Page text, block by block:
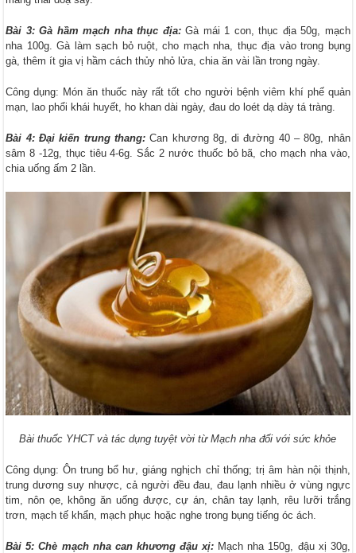
Bài 3: Gà hầm mạch nha thục địa:Gà mái 1 con, thục địa 50g, mạch
nha 100g. Gà làm sạch bỏ ruột, cho mạch nha, thục địa vào trong bụng
gà, thêm ít gia vị hầm cách thủy nhỏ lửa, chia ăn vài lần trong ngày.
Công dụng: Món ăn thuốc này rất tốt cho người bệnh viêm khí phế quản
mạn, lao phổi khái huyết, ho khan dài ngày, đau do loét dạ dày tá tràng.
Bài 4: Đại kiến trung thang:Can khương 8g, di đường 40 – 80g, nhân
sâm 8 -12g, thục tiêu 4-6g. Sắc 2 nước thuốc bỏ bã, cho mạch nha vào,
chia uống ấm 2 lần.
Bài thuốc YHCT và tác dụng tuyệt vời từ Mạch nha đối với sức khỏe
Công dụng: Ôn trung bổ hư, giáng nghịch chỉ thống; trị âm hàn nội thịnh,
trung dương suy nhược, cả người đều đau, đau lạnh nhiều ở vùng ngực
tim, nôn ọe, không ăn uống được, cự án, chân tay lạnh, rêu lưỡi trắng
trơn, mạch tế khẩn, mạch phục hoặc nghe trong bụng tiếng óc ách.
Bài 5: Chè mạch nha can khương đậu xị: Mạch nha 150g, đậu xị 30g,